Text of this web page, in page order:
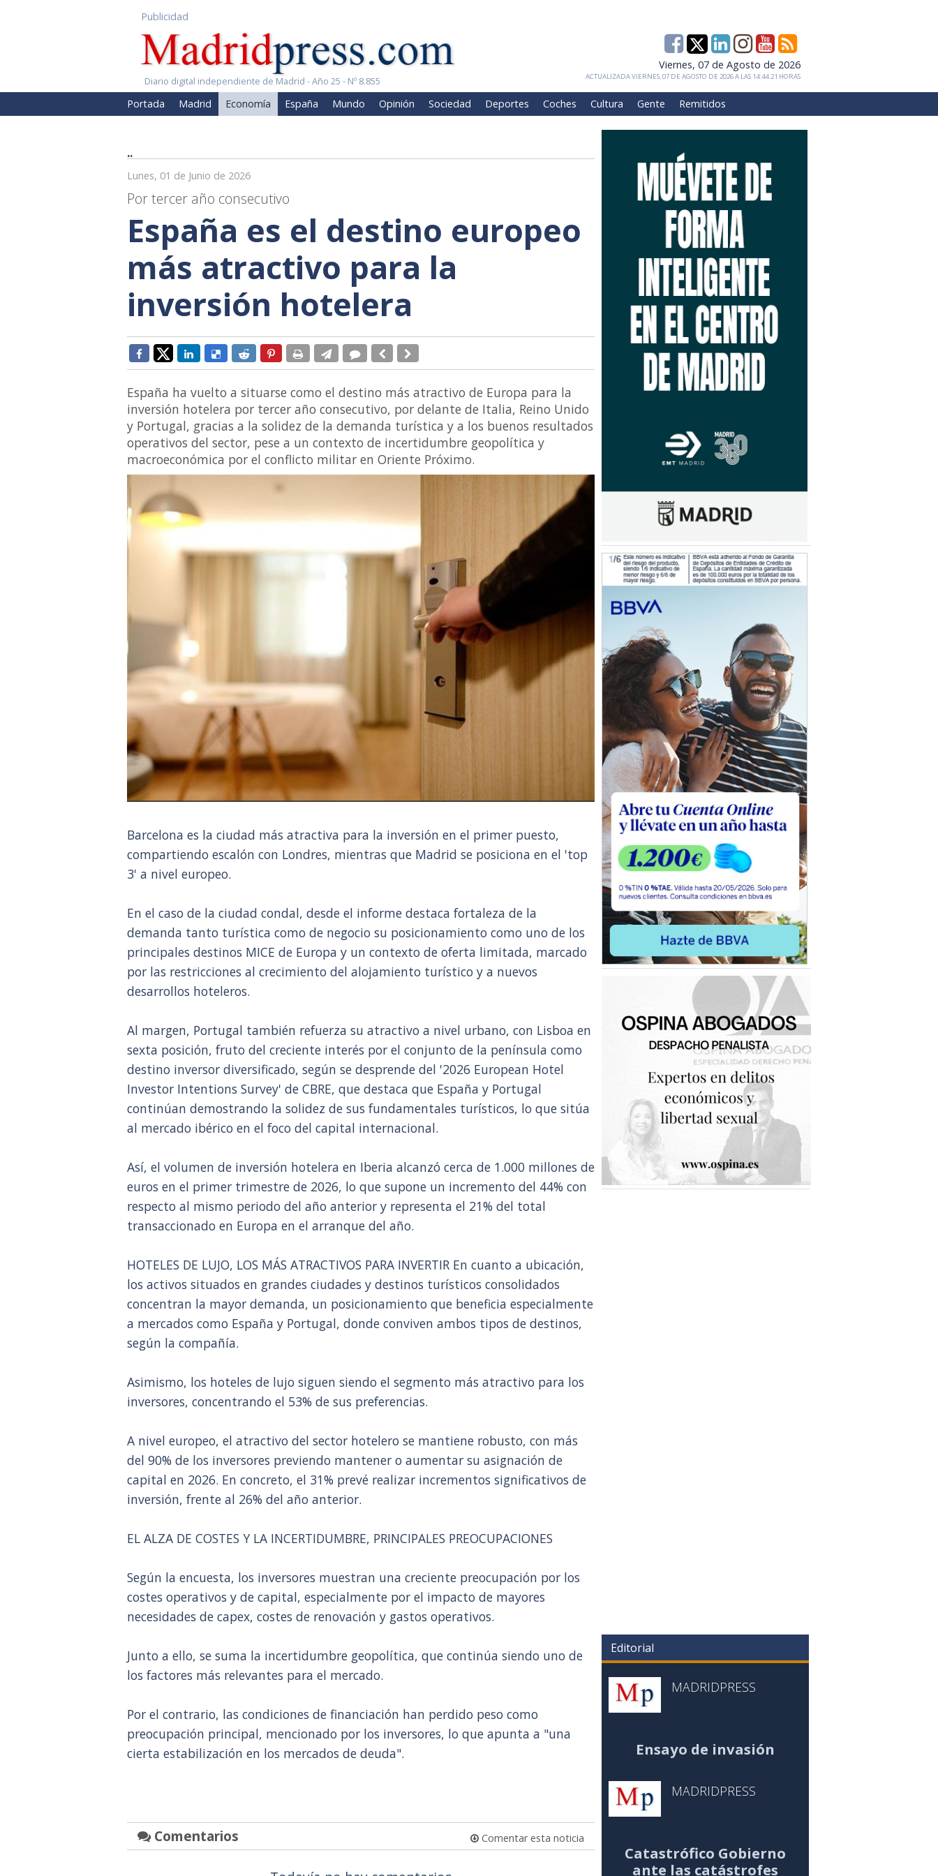
Publicidad
Diario digital independiente de Madrid - Año 25 - Nº 8.855
Viernes, 07 de Agosto de 2026
ACTUALIZADA VIERNES, 07 DE AGOSTO DE 2026 A LAS 14:44:21 HORAS
Portada Madrid Economía España Mundo Opinión Sociedad Deportes Coches Cultura Gente Remitidos
..
Lunes, 01 de Junio de 2026
Por tercer año consecutivo
España es el destino europeo
más atractivo para la
inversión hotelera
España ha vuelto a situarse como el destino más atractivo de Europa para la
inversión hotelera por tercer año consecutivo, por delante de Italia, Reino Unido
y Portugal, gracias a la solidez de la demanda turística y a los buenos resultados
operativos del sector, pese a un contexto de incertidumbre geopolítica y
macroeconómica por el conflicto militar en Oriente Próximo.
Barcelona es la ciudad más atractiva para la inversión en el primer puesto,
compartiendo escalón con Londres, mientras que Madrid se posiciona en el 'top
3' a nivel europeo.
En el caso de la ciudad condal, desde el informe destaca fortaleza de la
demanda tanto turística como de negocio su posicionamiento como uno de los
principales destinos MICE de Europa y un contexto de oferta limitada, marcado
por las restricciones al crecimiento del alojamiento turístico y a nuevos
desarrollos hoteleros.
Al margen, Portugal también refuerza su atractivo a nivel urbano, con Lisboa en
sexta posición, fruto del creciente interés por el conjunto de la península como
destino inversor diversificado, según se desprende del '2026 European Hotel
Investor Intentions Survey' de CBRE, que destaca que España y Portugal
continúan demostrando la solidez de sus fundamentales turísticos, lo que sitúa
al mercado ibérico en el foco del capital internacional.
Así, el volumen de inversión hotelera en Iberia alcanzó cerca de 1.000 millones de
euros en el primer trimestre de 2026, lo que supone un incremento del 44% con
respecto al mismo periodo del año anterior y representa el 21% del total
transaccionado en Europa en el arranque del año.
HOTELES DE LUJO, LOS MÁS ATRACTIVOS PARA INVERTIR En cuanto a ubicación,
los activos situados en grandes ciudades y destinos turísticos consolidados
concentran la mayor demanda, un posicionamiento que beneficia especialmente
a mercados como España y Portugal, donde conviven ambos tipos de destinos,
según la compañía.
Asimismo, los hoteles de lujo siguen siendo el segmento más atractivo para los
inversores, concentrando el 53% de sus preferencias.
A nivel europeo, el atractivo del sector hotelero se mantiene robusto, con más
del 90% de los inversores previendo mantener o aumentar su asignación de
capital en 2026. En concreto, el 31% prevé realizar incrementos significativos de
inversión, frente al 26% del año anterior.
EL ALZA DE COSTES Y LA INCERTIDUMBRE, PRINCIPALES PREOCUPACIONES
Según la encuesta, los inversores muestran una creciente preocupación por los
costes operativos y de capital, especialmente por el impacto de mayores
necesidades de capex, costes de renovación y gastos operativos.
Junto a ello, se suma la incertidumbre geopolítica, que continúa siendo uno de
los factores más relevantes para el mercado.
Por el contrario, las condiciones de financiación han perdido peso como
preocupación principal, mencionado por los inversores, lo que apunta a "una
cierta estabilización en los mercados de deuda".
Comentarios Comentar esta noticia
Editorial
MADRIDPRESS
Ensayo de invasión
MADRIDPRESS
Catastrófico Gobierno
ante las catástrofes